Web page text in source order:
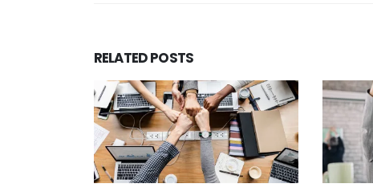
RELATEDPOSTS